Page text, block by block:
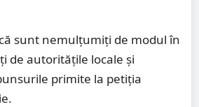
sunt nemulțumiți de modul în
de autoritățile locale și
primite la petiția